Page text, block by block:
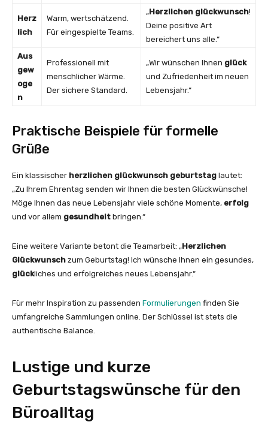
Herz
lich
Warm, wertschätzend.
Für eingespielte Teams.
„Herzlichen glückwunsch!
Deine positive Art
bereichert uns alle.“
Aus
gew
oge
n
Professionell mit
menschlicher Wärme.
Der sichere Standard.
„Wir wünschen Ihnen glück
und Zufriedenheit im neuen
Lebensjahr.“
Praktische Beispiele für formelle
Grüße
Ein klassischer herzlichen glückwunsch geburtstag lautet:
„Zu Ihrem Ehrentag senden wir Ihnen die besten Glückwünsche!
Möge Ihnen das neue Lebensjahr viele schöne Momente, erfolg
und vor allem gesundheit bringen.“
Eine weitere Variante betont die Teamarbeit: „Herzlichen
Glückwunsch zum Geburtstag! Ich wünsche Ihnen ein gesundes,
glückliches und erfolgreiches neues Lebensjahr.“
Für mehr Inspiration zu passenden Formulierungen finden Sie
umfangreiche Sammlungen online. Der Schlüssel ist stets die
authentische Balance.
Lustige und kurze
Geburtstagswünsche für den
Büroalltag